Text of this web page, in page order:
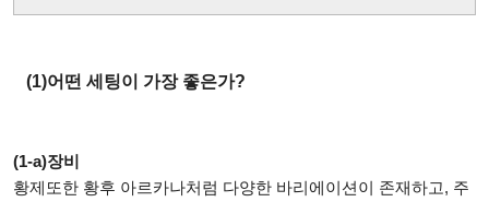
(1)어떤 세팅이 가장 좋은가?
(1-a)장비
황제또한 황후 아르카나처럼 다양한 바리에이션이 존재하고, 주